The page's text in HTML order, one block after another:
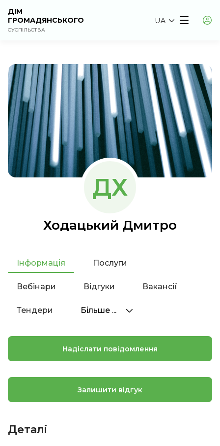
ДІМ
ГРОМАДЯНСЬКОГО
СУСПІЛЬСТВА
UA
ДХ
Ходацький Дмитро
Інформація Послуги
Вебінари Відгуки Вакансії
Тендери Більше ...
Надіслати повідомлення
Залишити відгук
Деталі